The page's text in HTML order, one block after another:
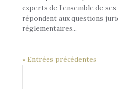
experts de l’ensemble de
répondent aux questions
réglementaires...
« Entrées précédentes